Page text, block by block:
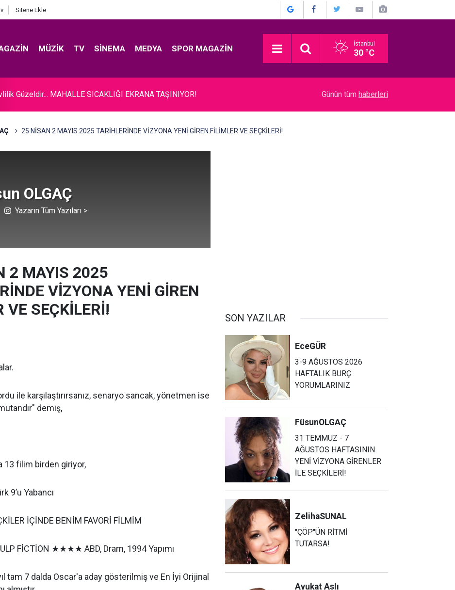
Sitene Ekle
MÜZIK TV SINEMA MEDYA SPOR MAGAZIN İstanbul
30 °C
YOĞUM BAKIMDA; SÖZLERİ YÜREK DAĞLADI!
AŞK YAŞADI İDDİASI!
Günün tüm haberleri
25 NİSAN 2 MAYIS 2025 TARİHLERİNDE VİZYONA YENİ GİREN FİLİMLER VE SEÇKİLERİ!
OLGAÇ
Yazarın Tüm Yazıları >
2 MAYIS 2025
VİZYONA YENİ GİREN
VE SEÇKİLERİ!
ile karşılaştırırsanız, senaryo sancak, yönetmen ise
demiş,
13 filim birden giriyor,
9’u Yabancı
İÇİNDE BENİM FAVORİ FİLMİM
FİCTİON ★★★★ ABD, Dram, 1994 Yapımı
tam 7 dalda Oscar'a aday gösterilmiş ve En İyi Orijinal
SON YAZILAR
EceGÜR
3-9 AĞUSTOS 2026
HAFTALIK BURÇ
YORUMLARINIZ
FüsunOLGAÇ
31 TEMMUZ - 7
AĞUSTOS HAFTASININ
YENİ VİZYONA GİRENLER
İLE SEÇKİLERİ!
ZelihaSUNAL
"ÇÖP"ÜN RİTMİ
TUTARSA!
Avukat Aslı